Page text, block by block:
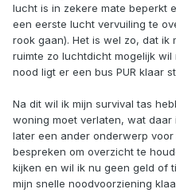
lucht is in zekere mate beperkt
een eerste lucht vervuiling te
rook gaan). Het is wel zo, dat ik
ruimte zo luchtdicht mogelijk
nood ligt er een bus PUR klaar
Na dit wil ik mijn survival tas
woning moet verlaten, wat
later een ander onderwerp
bespreken om overzicht te
kijken en wil ik nu geen geld of
mijn snelle noodvoorziening